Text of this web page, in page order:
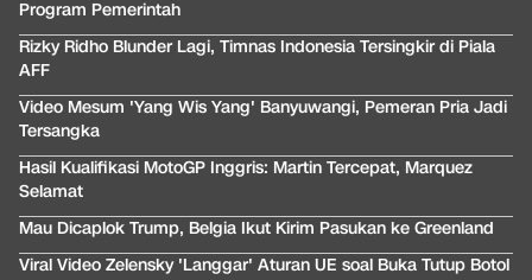
Program Pemerintah
Rizky Ridho Blunder Lagi, Timnas Indonesia Tersingkir di Piala
AFF
Video Mesum 'Yang Wis Yang' Banyuwangi, Pemeran Pria Jadi
Tersangka
Hasil Kualifikasi MotoGP Inggris: Martin Tercepat, Marquez
Selamat
Mau Dicaplok Trump, Belgia Ikut Kirim Pasukan ke Greenland
Viral Video Zelensky 'Langgar' Aturan UE soal Buka Tutup Botol